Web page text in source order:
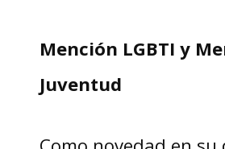
Mención LGBTI y
Juventud